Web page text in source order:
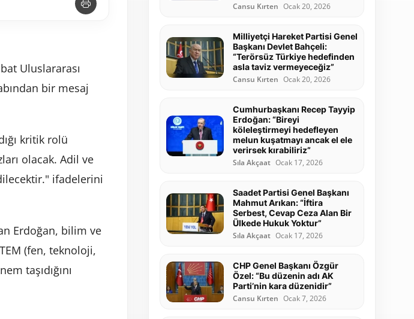
Uluslararası
bir mesaj
kritik rolü
olacak. Adil ve
ifadelerini
Erdoğan, bilim ve
(fen, teknoloji,
taşıdığını
Cansu Kırten Ocak 20, 2026
Milliyetçi Hareket Partisi Genel
Başkanı Devlet Bahçeli:
“Terörsüz Türkiye hedefinden
asla taviz vermeyeceğiz”
Cansu Kırten Ocak 20, 2026
Cumhurbaşkanı Recep Tayyip
Erdoğan: “Bireyi
köleleştirmeyi hedefleyen
melun kuşatmayı ancak el ele
verirsek kırabiliriz”
Sıla Akçaat Ocak 17, 2026
Saadet Partisi Genel Başkanı
Mahmut Arıkan: “İftira
Serbest, Cevap Ceza Alan Bir
Ülkede Hukuk Yoktur”
Sıla Akçaat Ocak 17, 2026
CHP Genel Başkanı Özgür
Özel: “Bu düzenin adı AK
Parti’nin kara düzenidir”
Cansu Kırten Ocak 7, 2026